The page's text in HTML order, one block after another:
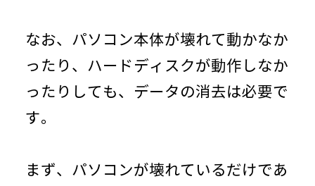
なお、パソコン本体が壊れて動かなか
ったり、ハードディスクが動作しなか
ったりしても、データの消去は必要で
す。
まず、パソコンが壊れているだけであ